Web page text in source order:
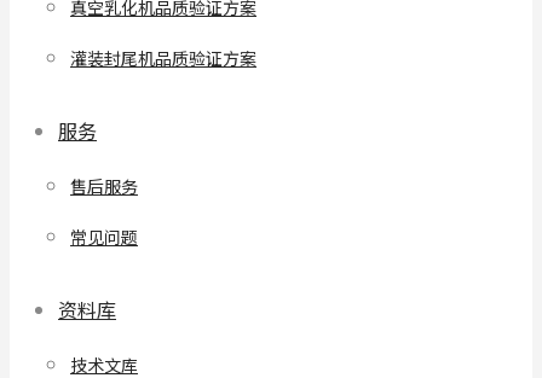
真空乳化机品质验证方案
灌装封尾机品质验证方案
服务
售后服务
常见问题
资料库
技术文库